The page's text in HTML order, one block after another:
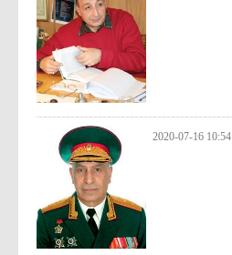
2020-07-16 10:54